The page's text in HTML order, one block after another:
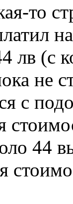
то
лв (с
не
с
44